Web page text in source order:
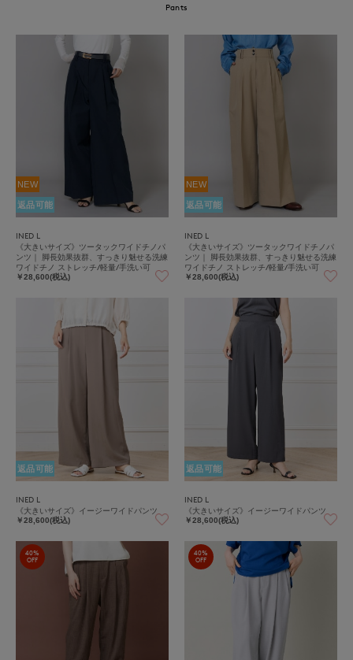
Pants
NEW
返品可能
INED L
《大きいサイズ》ツータックワイドチノパ
ンツ｜ 脚長効果抜群、すっきり魅せる洗練
ワイドチノ ストレッチ/軽量/手洗い可
￥28,600(税込)
NEW
返品可能
INED L
《大きいサイズ》ツータックワイドチノパ
ンツ｜ 脚長効果抜群、すっきり魅せる洗練
ワイドチノ ストレッチ/軽量/手洗い可
￥28,600(税込)
返品可能
INED L
《大きいサイズ》イージーワイドパンツ
￥28,600(税込)
返品可能
INED L
《大きいサイズ》イージーワイドパンツ
￥28,600(税込)
40%
OFF
40%
OFF